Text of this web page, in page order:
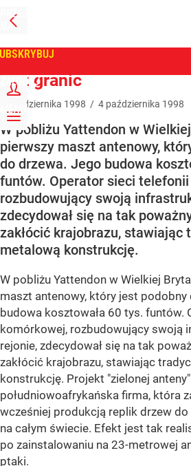
PRZEJDŹ
NA
GŁÓWNĄ
ZALOGUJ
MENU
Tygodnik Wprost
Bez granic
października 1998 / 4 października 1998
W pobliżu Yattendon w
pierwszy maszt antenowy,
do drzewa. Jego budowa
funtów. Operator sieci
rozbudowujący swoją
zdecydował się na tak
zakłócić krajobrazu, stawiając
metalową konstrukcję.
W pobliżu Yattendon w Wielkiej
maszt antenowy, który jest podobny
budowa kosztowała 60 tys. funtów.
komórkowej, rozbudowujący swoją
rejonie, zdecydował się na tak
zakłócić krajobrazu, stawiając
konstrukcję. Projekt "zielonej
południowoafrykańska firma, która
wcześniej produkcją replik drzew
na całym świecie. Efekt jest tak
po zainstalowaniu na 23-metrowej
ptaki.